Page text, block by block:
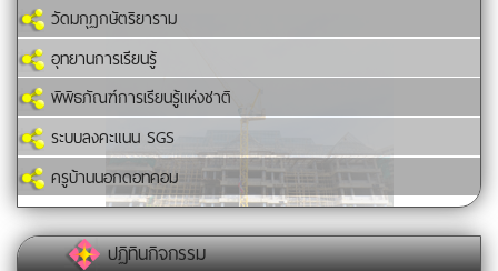
วัดมกุฏกษัตริยาราม
อุทยานการเรียนรู้
พิพิธภัณฑ์การเรียนรู้แห่งชาติ
ระบบลงคะแนน SGS
ครูบ้านนอกดอทคอม
ปฏิทินกิจกรรม